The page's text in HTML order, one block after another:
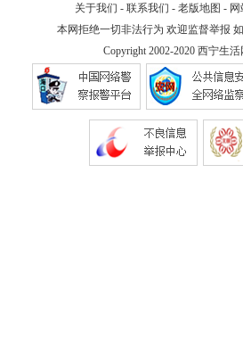
关于我们 - 联系我们 - 老版地图 -
本网拒绝一切非法行为 欢迎监督举报
Copyright 2002-2020 西宁生活